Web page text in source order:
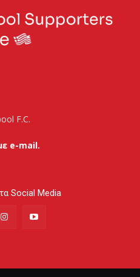
F.C.
e-mail.
Social Media